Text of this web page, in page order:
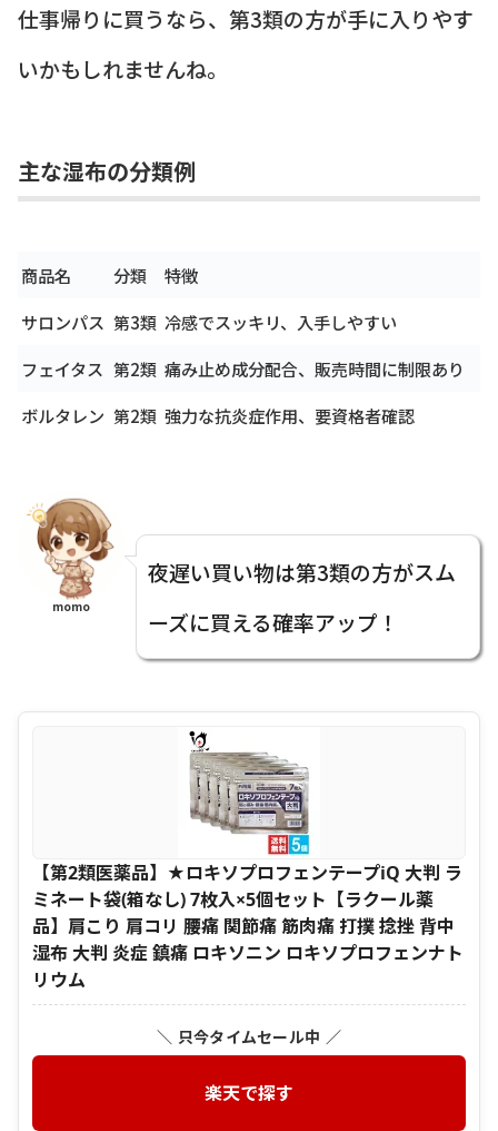
仕事帰りに買うなら、第3類の方が手に入りやす
いかもしれませんね。
主な湿布の分類例
商品名 分類
特徴
サロンパス 第3類 冷感でスッキリ、入手しやすい
フェイタス 第2類 痛み止め成分配合、販売時間に制限あり
ボルタレン 第2類 強力な抗炎症作用、要資格者確認
momo
夜遅い買い物は第3類の方がスム
ーズに買える確率アップ！
【第2類医薬品】★ロキソプロフェンテープiQ 大判 ラ
ミネート袋(箱なし) 7枚入×5個セット【ラクール薬
品】肩こり 肩コリ 腰痛 関節痛 筋肉痛 打撲 捻挫 背中
湿布 大判 炎症 鎮痛 ロキソニン ロキソプロフェンナト
リウム
＼ 只今タイムセール中 ／
楽天で探す